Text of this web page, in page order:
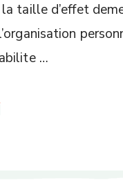
taille d’effet
…